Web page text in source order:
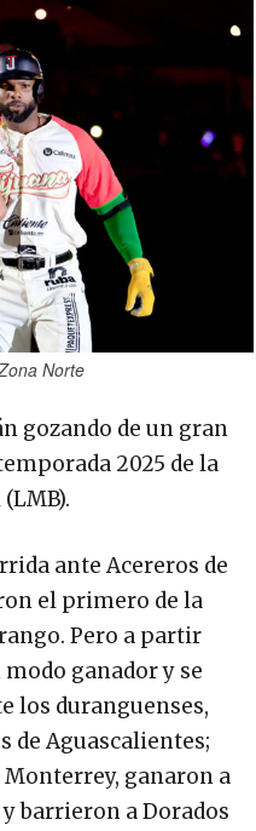
Norte
gozando de un gran
2025 de la
ante Acereros de
el primero de la
Pero a partir
ganador y se
los duranguenses,
de Aguascalientes;
ganaron a
barrieron a Dorados